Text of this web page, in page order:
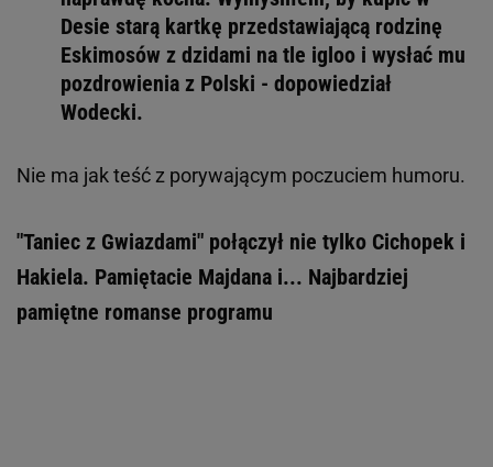
Desie starą kartkę przedstawiającą rodzinę
Eskimosów z dzidami na tle igloo i wysłać mu
pozdrowienia z Polski - dopowiedział
Wodecki.
Nie ma jak teść z porywającym poczuciem humoru.
"Taniec z Gwiazdami" połączył nie tylko Cichopek i
Hakiela. Pamiętacie Majdana i... Najbardziej
pamiętne romanse programu